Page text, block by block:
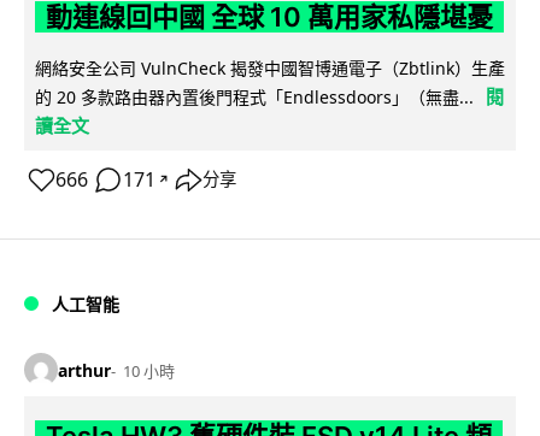
動連線回中國 全球 10 萬用家私隱堪憂
網絡安全公司 VulnCheck 揭發中國智博通電子（Zbtlink）生產
的 20 多款路由器內置後門程式「Endlessdoors」（無盡...
閱
讀全文
666 171 ↗ 分享
人工智能
arthur 10 小時